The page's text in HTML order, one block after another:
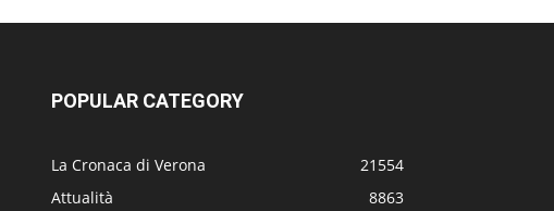
POPULAR CATEGORY
La Cronaca di Verona
21554
Attualità
8863